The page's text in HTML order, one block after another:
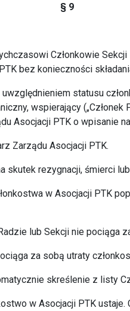
§ 9
Członkowie
bez konieczności
statusu
wspierający („Członek
Asocjacji PTK o wpisanie
Zarządu Asocjacji PTK.
skutek rezygnacji, śmierci
w Asocjacji PTK
lub Sekcji nie pociąga
za sobą utraty
skreślenie z listy
w Asocjacji PTK